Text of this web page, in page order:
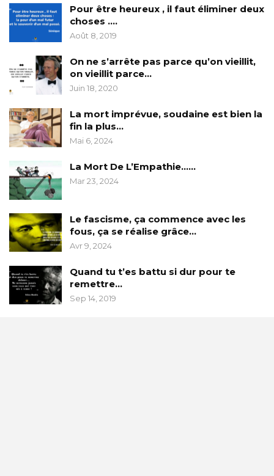
Pour être heureux , il faut éliminer deux
choses ….
Août 8, 2019
On ne s’arrête pas parce qu’on vieillit,
on vieillit parce…
Juin 18, 2020
La mort imprévue, soudaine est bien la
fin la plus…
Mai 6, 2024
La Mort De L’Empathie……
Mar 23, 2024
Le fascisme, ça commence avec les
fous, ça se réalise grâce…
Avr 9, 2024
Quand tu t’es battu si dur pour te
remettre…
Sep 14, 2019